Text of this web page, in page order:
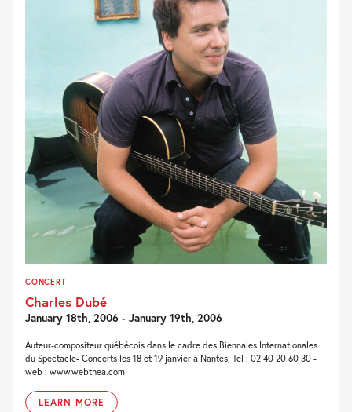
CONCERT
Charles Dubé
January 18th, 2006 - January 19th, 2006
Auteur-compositeur québécois dans le cadre des Biennales Internationales
du Spectacle- Concerts les 18 et 19 janvier à Nantes, Tel : 02 40 20 60 30 -
web : www.webthea.com
LEARN MORE